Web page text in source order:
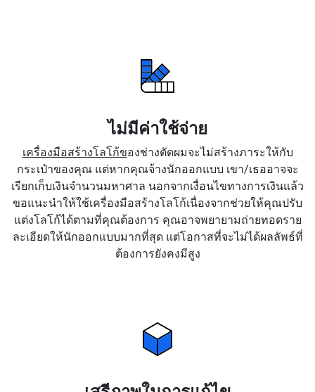
ไม่มีค่าใช้จ่าย
เครื่องมือสร้างโลโก้ของช่างตัดผมจะไม่สร้างภาระให้กับ
กระเป๋าของคุณ แต่หากคุณจ้างนักออกแบบ เขา/เธออาจจะ
เรียกเก็บเงินจำนวนมหาศาล นอกจากเงื่อนไขทางการเงินแล้ว
ขอแนะนำให้ใช้เครื่องมือสร้างโลโก้เนื่องจากช่วยให้คุณปรับ
แต่งโลโก้ได้ตามที่คุณต้องการ คุณอาจพยายามถ่ายทอดราย
ละเอียดให้นักออกแบบมากที่สุด แต่โอกาสที่จะไม่ได้ผลลัพธ์ที่
ต้องการยังคงมีสูง